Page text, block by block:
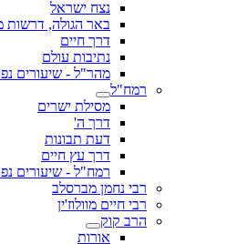
נצח ישראל
באר הגולה, דרשות
דרך חיים
נתיבות עולם
מהר"ל - שיעורים
רמח"ל
מסילת ישרים
דרך ה'
דעת תבונות
דרך עץ חיים
רמח"ל - שיעורים
רבי נחמן מברסלב
רבי חיים מוולוז'ין
הרב קוק
אורות